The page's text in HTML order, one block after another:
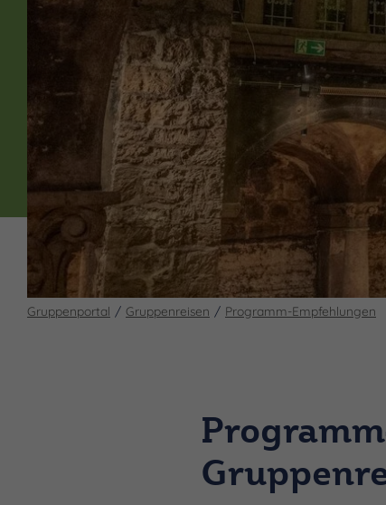
Gruppenportal Gruppenreisen Programm-Empfehlungen